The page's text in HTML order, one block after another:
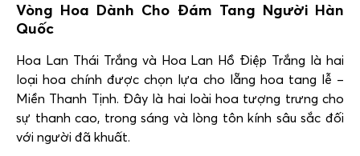
Vòng Hoa Dành Cho Đám Tang Người Hàn
Quốc
Hoa Lan Thái Trắng và Hoa Lan Hồ Điệp Trắng là hai
loại hoa chính được chọn lựa cho lẵng hoa tang lễ –
Miền Thanh Tịnh. Đây là hai loài hoa tượng trưng cho
sự thanh cao, trong sáng và lòng tôn kính sâu sắc đối
với người đã khuất.